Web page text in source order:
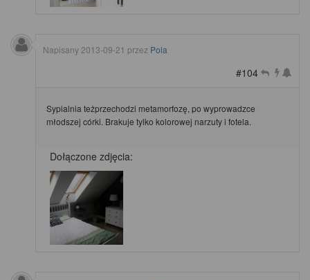
Napisany 2013-09-21 przez Pola
#104
Sypialnia teżprzechodzi metamorfozę, po wyprowadzce
młodszej córki. Brakuje tylko kolorowej narzuty i fotela.
Dołączone zdjęcia: